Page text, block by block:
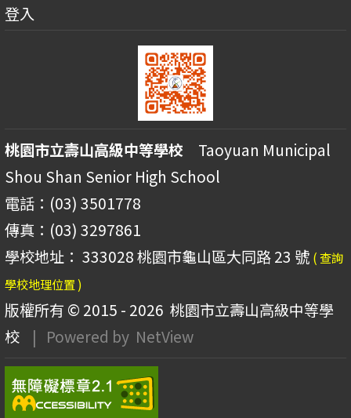
登入
桃園市立壽山高級中等學校 Taoyuan Municipal
Shou Shan Senior High School
電話：(03) 3501778
傳真：(03) 3297861
學校地址： 333028 桃園市龜山區大同路 23 號 ( 查詢
學校地理位置 )
版權所有 © 2015 - 2026 桃園市立壽山高級中等學
校
| Powered by NetView